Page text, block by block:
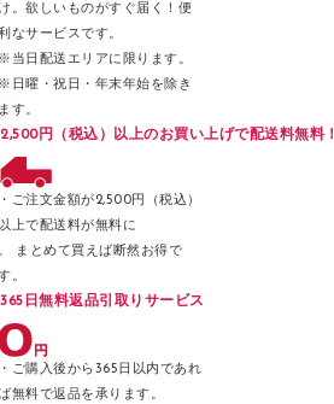
メンディングテープ
メッシュケース／ペンケース
フロアケース
ブックエンド／ブックスタンド
パンチ
はさみ
テープカッター
。欲しいものがすぐ届く！便
なサービスです。
当日配送エリアに限ります。
日曜・祝日・年末年始を除き
す。
2,500円（税込）以上のお買い上げで配送料無料！
ご注文金額が2,500円（税込）
上で配送料が無料に
まとめて買えば断然お得で
。
365日無料返品引取りサービス
ご購入後から365日以内であれ
無料で返品を承ります。